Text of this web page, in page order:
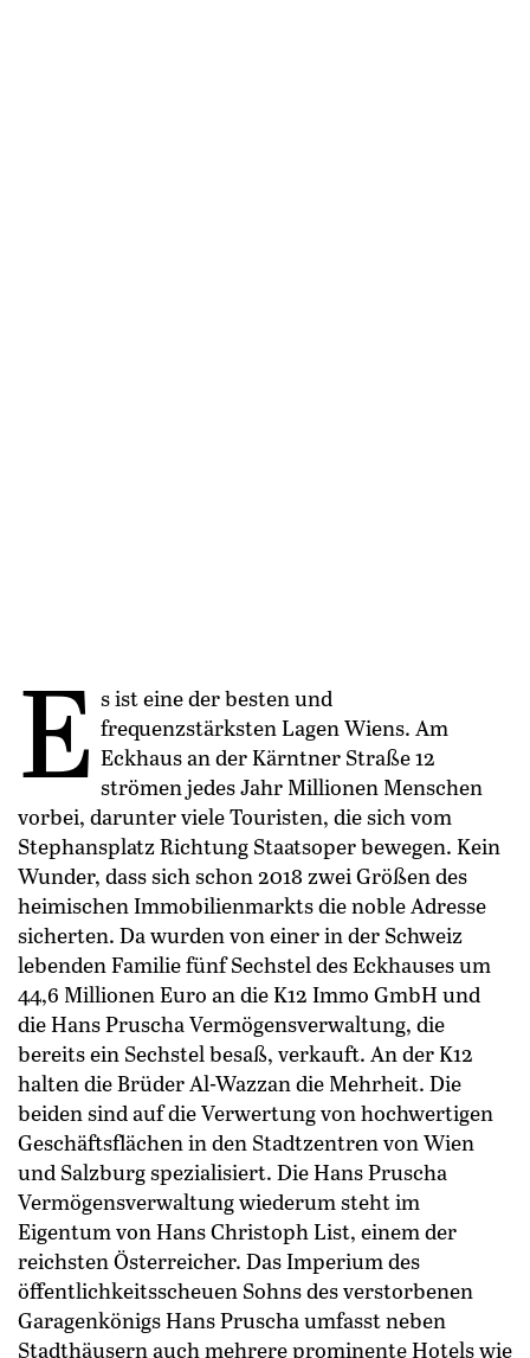
E s ist eine der besten und
frequenzstärksten Lagen Wiens. Am
Eckhaus an der Kärntner Straße 12
strömen jedes Jahr Millionen Menschen
vorbei, darunter viele Touristen, die sich vom
Stephansplatz Richtung Staatsoper bewegen. Kein
Wunder, dass sich schon 2018 zwei Größen des
heimischen Immobilienmarkts die noble Adresse
sicherten. Da wurden von einer in der Schweiz
lebenden Familie fünf Sechstel des Eckhauses um
44,6 Millionen Euro an die K12 Immo GmbH und
die Hans Pruscha Vermögensverwaltung, die
bereits ein Sechstel besaß, verkauft. An der K12
halten die Brüder Al-Wazzan die Mehrheit. Die
beiden sind auf die Verwertung von hochwertigen
Geschäftsflächen in den Stadtzentren von Wien
und Salzburg spezialisiert. Die Hans Pruscha
Vermögensverwaltung wiederum steht im
Eigentum von Hans Christoph List, einem der
reichsten Österreicher. Das Imperium des
öffentlichkeitsscheuen Sohns des verstorbenen
Garagenkönigs Hans Pruscha umfasst neben
Stadthäusern auch mehrere prominente Hotels wie